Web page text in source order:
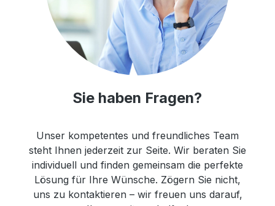
Sie haben Fragen?
Unser kompetentes und freundliches Team
steht Ihnen jederzeit zur Seite. Wir beraten Sie
individuell und finden gemeinsam die perfekte
Lösung für Ihre Wünsche. Zögern Sie nicht,
uns zu kontaktieren – wir freuen uns darauf,